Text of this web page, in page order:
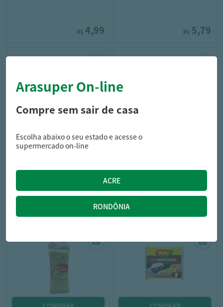
R$ 4,99 R$ 5,79
campilar
Lentilha Campilar 500g
13,49
Arasuper On-line
Compre sem sair de casa
Escolha abaixo o seu estado e acesse o
supermercado on-line